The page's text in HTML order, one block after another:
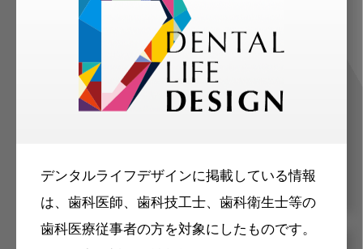
デンタルライフデザインに掲載している情報
は、歯科医師、歯科技工士、歯科衛生士等の
歯科医療従事者の方を対象にしたものです。
ご登録いただいた職種（歯科医師、歯
科衛生士、歯科技工士）に合わせた内
容のメールマガジンをお届けします。